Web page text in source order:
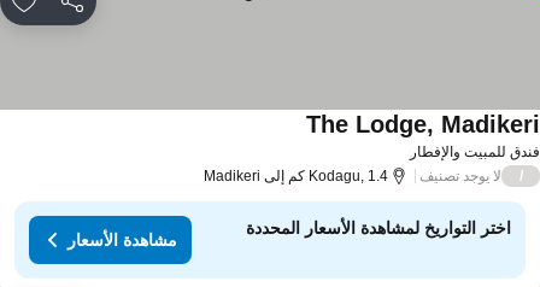
مشاركة
للمبيت والإفطار
The Lodge,
لا يوجد تصنيف Kodagu, 1.4 كم إلى Madikeri
اختر التواريخ لمشاهدة الأسعار المحددة
مشاهدة الأسعار